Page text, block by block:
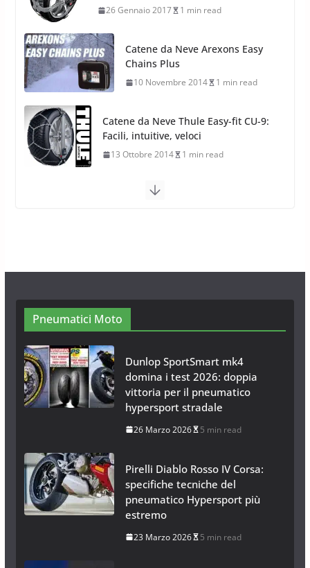
10 Novembre 2014 1 min read
Catene da Neve Thule Easy-fit CU-9:
Facili, intuitive, veloci
13 Ottobre 2014 1 min read
Calze da Neve Arexocks by
Arexons
26 Ottobre 2013 1 min read
Calze da Neve per Auto 2025:
26 Gennaio 2017
Pneumatici Moto
Dunlop SportSmart mk4
domina i test 2026: doppia
vittoria per il pneumatico
hypersport stradale
26 Marzo 2026 5 min read
Pirelli Diablo Rosso IV Corsa:
specifiche tecniche del
pneumatico Hypersport più
estremo
23 Marzo 2026 5 min read